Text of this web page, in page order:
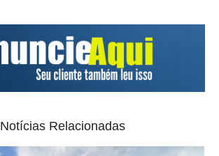
Notícias Relacionadas